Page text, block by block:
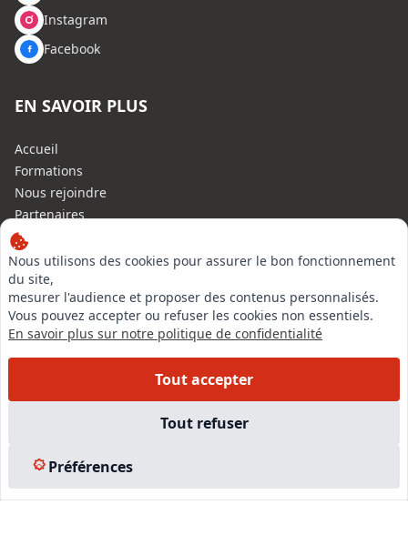
Nous utilisons des cookies pour assurer le bon fonctionnement
du site,
mesurer l'audience et proposer des contenus personnalisés.
Vous pouvez accepter ou refuser les cookies non essentiels.
En savoir plus sur notre politique de confidentialité
Tout accepter
Tout refuser
Préférences
Instagram
Facebook
EN SAVOIR PLUS
Accueil
Formations
Nous rejoindre
Partenaires
Autres missions
Le C.N.E.
Membre IVSC
Logiciel
L’Expert
Tarifs
Experts Immobiliers par régions
Plan du site
© 2026 l-expertise CNE - Centre National de l’Expertise. Tous